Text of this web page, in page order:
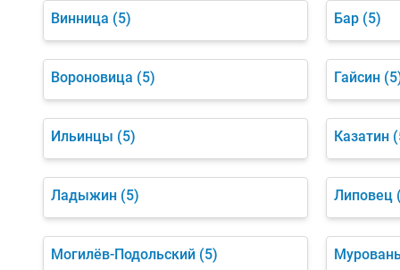
Винница (5) Бар (5)
Вороновица (5) Гайсин
Ильинцы (5) Казатин
Ладыжин (5) Липовец
Могилёв-Подольский (5)